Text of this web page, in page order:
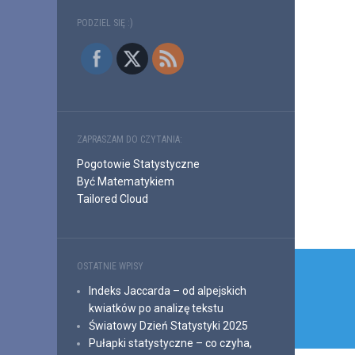
PODZIEL SIĘ :)
ZAPRASZAM DO CZYTANIA:
Pogotowie Statystyczne
Być Matematykiem
Tailored Cloud
OSTATNIE WPISY
Indeks Jaccarda – od alpejskich
kwiatków po analizę tekstu
Światowy Dzień Statystyki 2025
Pułapki statystyczne – co czyha,